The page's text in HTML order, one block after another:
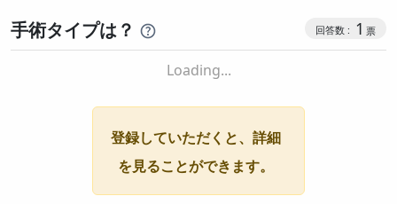
手術タイプは？ 1
Loading...
登録していただくと、詳細
を見ることができます。